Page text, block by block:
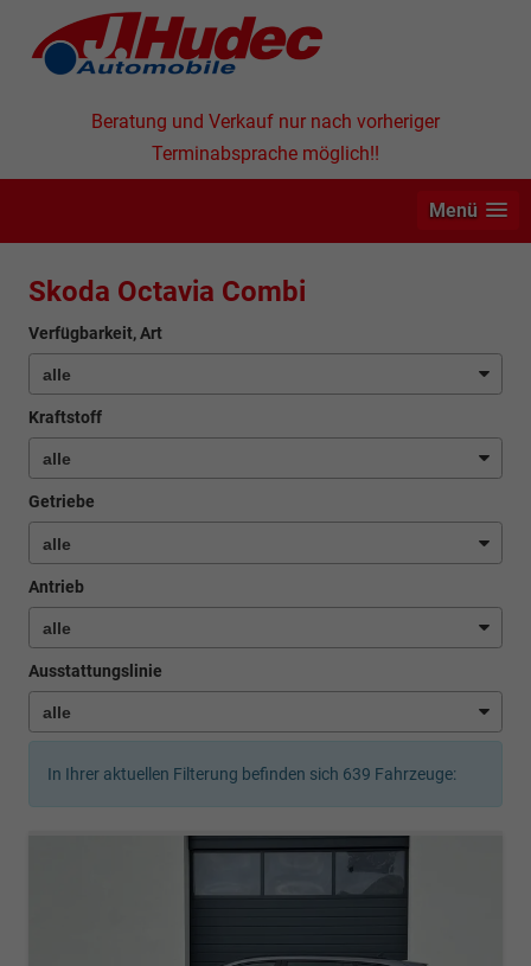
Beratung und Verkauf nur nach vorheriger
Terminabsprache möglich!!
Menü
Skoda Octavia Combi
Verfügbarkeit, Art
Kraftstoff
Getriebe
Antrieb
Ausstattungslinie
In Ihrer aktuellen Filterung befinden sich 639 Fahrzeuge: